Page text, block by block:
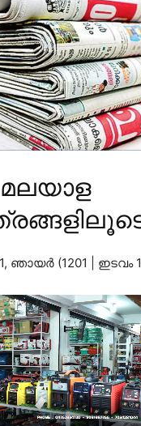
ഞായര്‍ (1201 | ഇടവം